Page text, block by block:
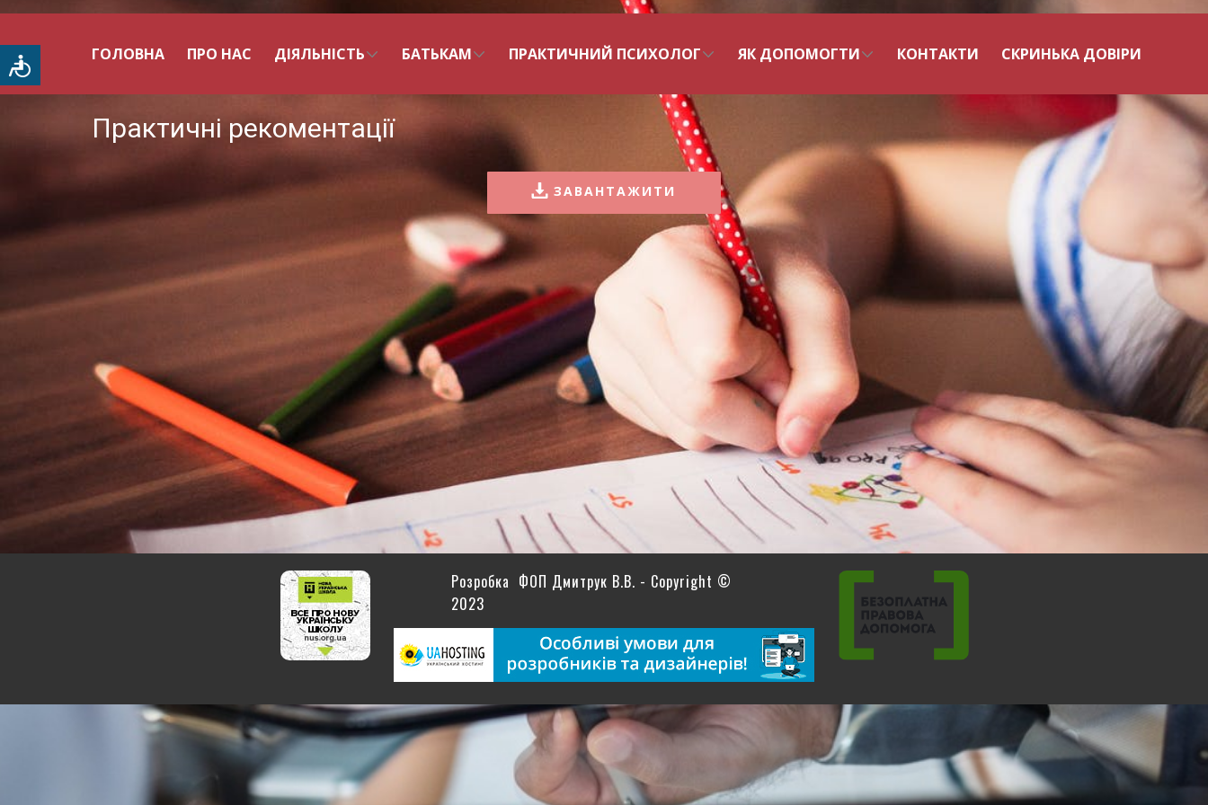
ГОЛОВНА ПРО НАС ДІЯЛЬНІСТЬ БАТЬКАМ ПРАКТИЧНИЙ ПСИХОЛОГ ЯК ДОПОМОГТИ КОНТАКТИ СКРИНЬКА ДОВІРИ
Практичні рекоментації
ЗАВАНТАЖИТИ
Розробка ФОП Дмитрук В.В. - Copyright ©
2023
Доступність